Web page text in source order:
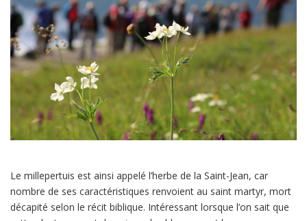
Le millepertuis est ainsi appelé l’herbe de la Saint-Jean, car
nombre de ses caractéristiques renvoient au saint martyr, mort
décapité selon le récit biblique. Intéressant lorsque l’on sait que